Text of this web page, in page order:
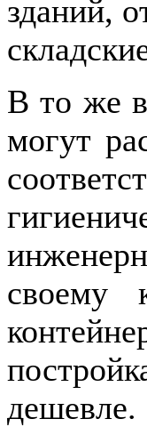
зданий,
В то же
могут
своему
дешевле.